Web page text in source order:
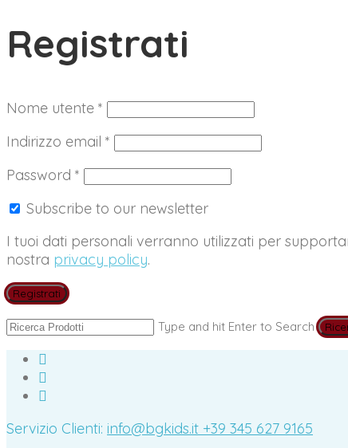
Registrati
Nome utente * Richiesto
Indirizzo email * Richiesto
Password * Richiesto
Subscribe to our newsletter
I tuoi dati personali verranno utilizzati per
nostra privacy policy.
Registrati
Type and hit Enter to Search
Servizio Clienti: info@bgkids.it +39 345 627 9165